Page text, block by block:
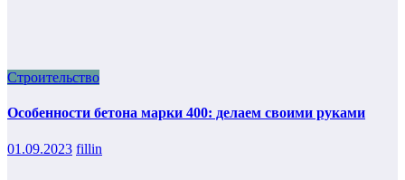
Строительство
Особенности бетона марки 400: делаем своими руками
01.09.2023 fillin